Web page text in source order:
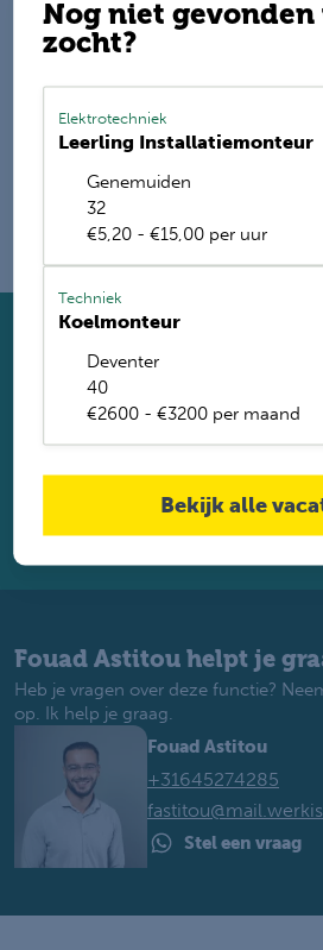
Nog niet gevonden
zocht?
Elektrotechniek
Leerling Installatiemonteur
Genemuiden
32
€5,20 - €15,00 per uur
Techniek
Koelmonteur
Deventer
40
€2600 - €3200 per maand
Bekijk alle
E-mail mij de nieuwste vacatures
Name
Solliciteer direct
Twijfel je of je geschikt bent? Laat dan
achter. Met ruim 1.200 vacatures
perfecte baan. Je krijgt binnen 2
Fouad Astitou helpt je
Heb je vragen over deze functie?
op. Ik help je graag.
Fouad Astitou
+31645274285
Stel een vraag